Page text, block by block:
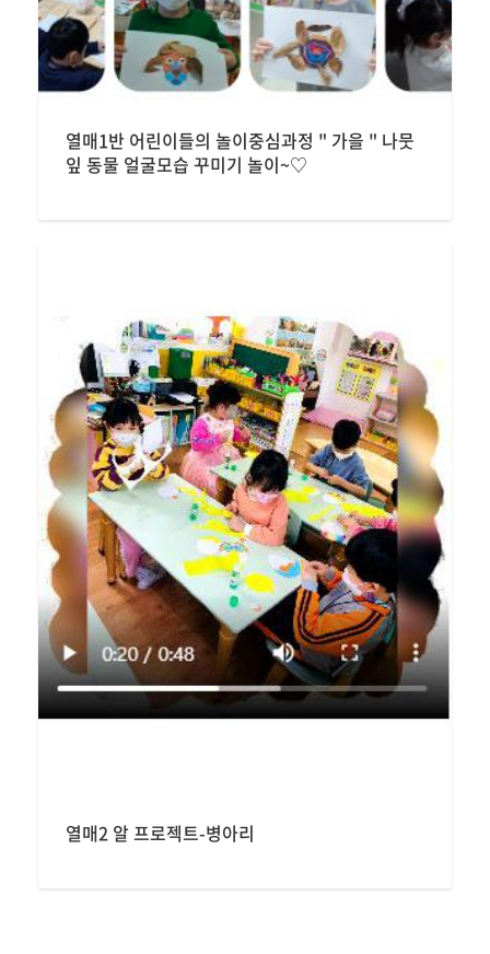
열매1반 어린이들의 놀이중심과정 " 가을 " 나뭇
잎 동물 얼굴모습 꾸미기 놀이~♡
열매2 알 프로젝트-병아리